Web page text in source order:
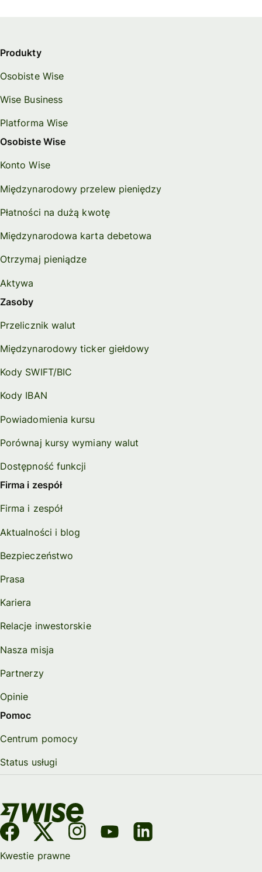
Produkty
Osobiste Wise
Wise Business
Platforma Wise
Osobiste Wise
Konto Wise
Międzynarodowy przelew pieniędzy
Płatności na dużą kwotę
Międzynarodowa karta debetowa
Otrzymaj pieniądze
Aktywa
Zasoby
Przelicznik walut
Międzynarodowy ticker giełdowy
Kody SWIFT/BIC
Kody IBAN
Powiadomienia kursu
Porównaj kursy wymiany walut
Dostępność funkcji
Firma i zespół
Firma i zespół
Aktualności i blog
Bezpieczeństwo
Prasa
Kariera
Relacje inwestorskie
Nasza misja
Partnerzy
Opinie
Pomoc
Centrum pomocy
Status usługi
Kwestie prawne